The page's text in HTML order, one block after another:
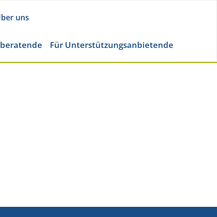
uns
Für Unterstützungsanbietende